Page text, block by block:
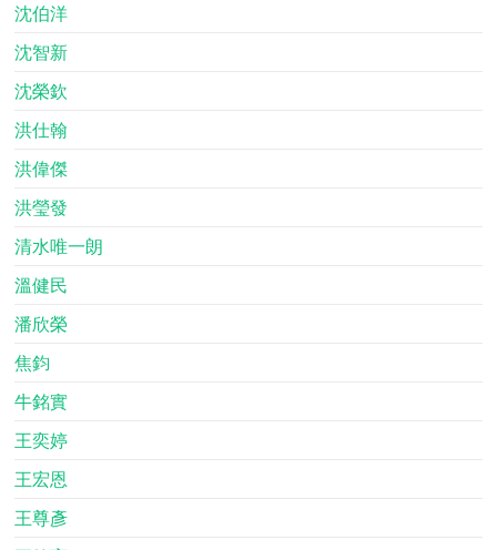
沈伯洋
沈智新
沈榮欽
洪仕翰
洪偉傑
洪瑩發
清水唯一朗
溫健民
潘欣榮
焦鈞
牛銘實
王奕婷
王宏恩
王尊彥